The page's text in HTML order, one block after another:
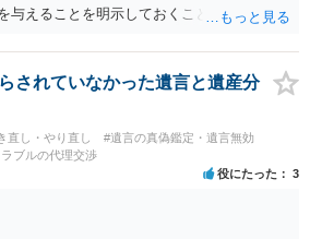
与えることを明示しておくことでクリアで
されていなかった遺言と遺産分
直し・やり直し
#遺言の真偽鑑定・遺言無効
ブルの代理交渉
役にたった 3